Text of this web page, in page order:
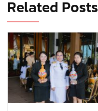
Related Posts